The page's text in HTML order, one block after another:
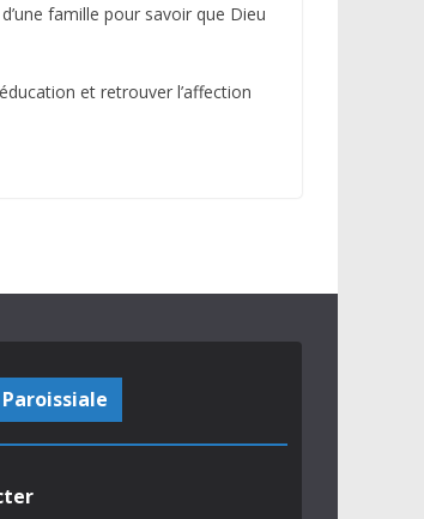
famille pour savoir que Dieu
et retrouver l’affection